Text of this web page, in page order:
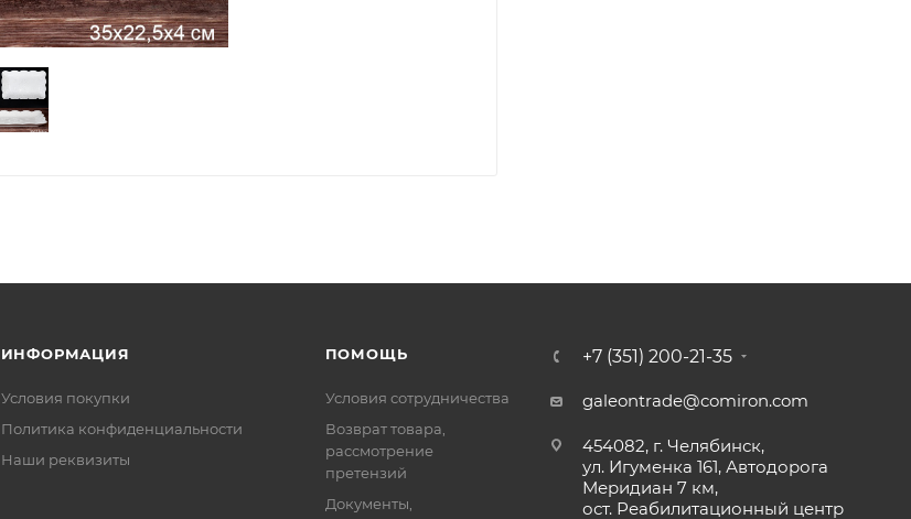
ИНФОРМАЦИЯ
Условия покупки
Политика конфиденциальности
Наши реквизиты
ПОМОЩЬ
Условия сотрудничества
Возврат товара,
рассмотрение
претензий
Документы,
+7 (351) 200-21-35
galeontrade@comiron.com
454082, г. Челябинск,
ул. Игуменка 161, Автодорога
Меридиан 7 км,
ост. Реабилитационный центр